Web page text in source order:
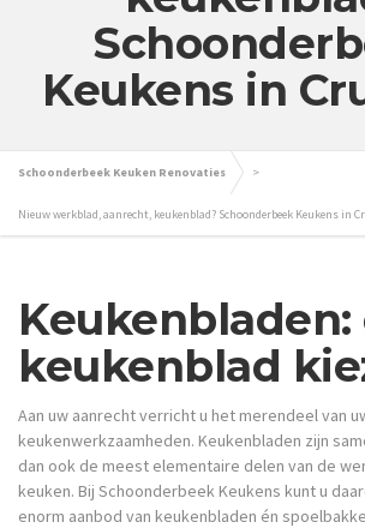
Keukens in
Schoonderbeek Keuken Renovaties >
Nieuw werkblad, aanrecht, keukenblad? Schoonderbeek Keukens in
Keukenbladen:
keukenblad
Aan uw aanrecht verricht u het merendeel van
keukenwerkzaamheden. Keukenbladen zijn
dan ook de meest elementaire delen van de
keuken. Bij Schoonderbeek Keukens kunt u
enorm aanbod van keukenbladen én